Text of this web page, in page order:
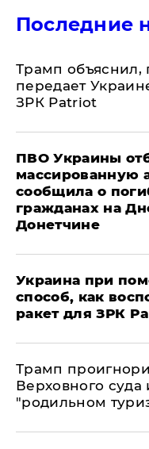
Последние
Трамп объяснил,
передает
ЗРК Patriot
ПВО Украины
массированную
сообщила о
гражданах на
Донетчине
Украина при
способ, как
ракет для ЗРК
Трамп
Верховного
"родильном